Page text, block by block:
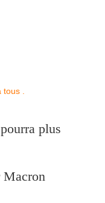
plus
Macron